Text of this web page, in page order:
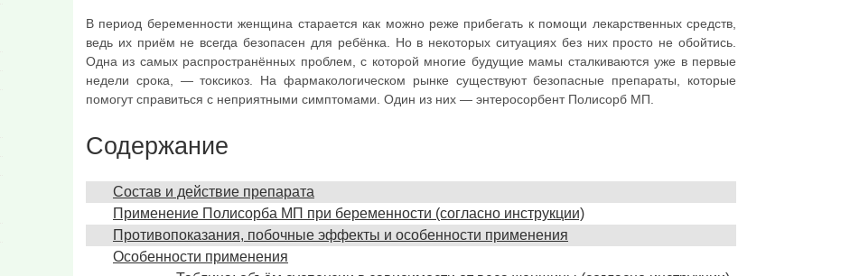
В период беременности женщина старается как можно реже прибегать к помощи лекарственных средств,
ведь их приём не всегда безопасен для ребёнка. Но в некоторых ситуациях без них просто не обойтись.
Одна из самых распространённых проблем, с которой многие будущие мамы сталкиваются уже в первые
недели срока, — токсикоз. На фармакологическом рынке существуют безопасные препараты, которые
помогут справиться с неприятными симптомами. Один из них — энтеросорбент Полисорб МП.
Содержание
Состав и действие препарата
Применение Полисорба МП при беременности (согласно инструкции)
Противопоказания, побочные эффекты и особенности применения
Особенности применения